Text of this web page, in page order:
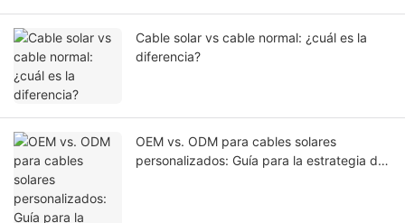
Cable solar vs cable normal: ¿cuál es la
diferencia?
OEM vs. ODM para cables solares
personalizados: Guía para la estrategia de